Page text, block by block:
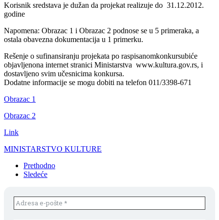
Korisnik sredstava je dužan da projekat realizuje do 31.12.2012.
godine
Napomena: Obrazac 1 i Obrazac 2 podnose se u 5 primeraka, a
ostala obavezna dokumentacija u 1 primerku.
Rešenje o sufinansiranju projekata po raspisanomkonkursubiće
objavljenona internet stranici Ministarstva www.kultura.gov.rs, i
dostavljeno svim učesnicima konkursa.
Dodatne informacije se mogu dobiti na telefon 011/3398-671
Obrazac 1
Obrazac 2
Link
MINISTARSTVO KULTURE
Prethodno
Sledeće